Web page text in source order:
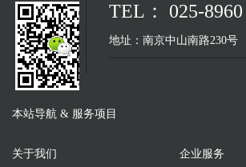
TEL： 025-8960
地址：南京中山南路230号
本站导航 & 服务项目
关于我们 企业服务